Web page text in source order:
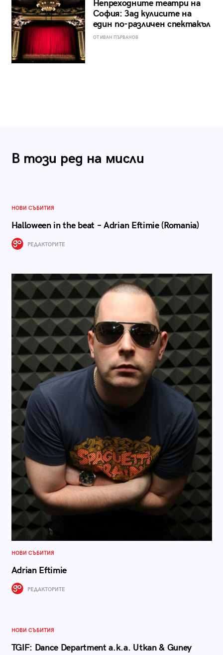
Непреходните театри на
София: Зад кулисите на
един по-различен спектакъл
ОТ ИВАН ПЪРВАНОВ
В този ред на мисли
НОВИ СЪБИТИЯ
Halloween in the beat – Adrian Eftimie (Romania)
РЕДАКТОРИТЕ
НОВИ СЪБИТИЯ
Adrian Eftimie
РЕДАКТОРИТЕ
НОВИ СЪБИТИЯ
TGIF: Dance Department a.k.a. Utkan & Guney